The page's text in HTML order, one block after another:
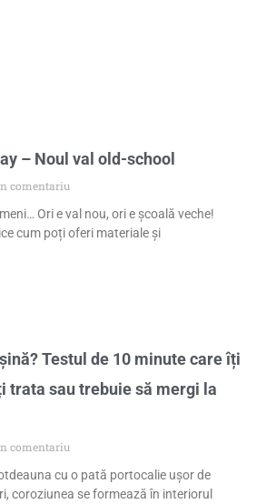
– Noul val old-school
comentariu
Ori e val nou, ori e școală veche!
cum poți oferi materiale și
Testul de 10 minute care îți
trata sau trebuie să mergi la
comentariu
cu o pată portocalie ușor de
coroziunea se formează în interiorul